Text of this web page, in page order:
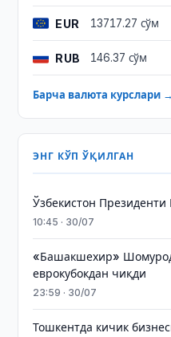
EUR 13717.27 сўм
RUB 146.37 сўм
Барча валюта курслари →
ЭНГ КЎП ЎҚИЛГАН
Ўзбекистон Президенти
10:45 · 30/07
«Башакшехир»
еврокубокдан чиқди
23:59 · 30/07
Тошкентда кичик